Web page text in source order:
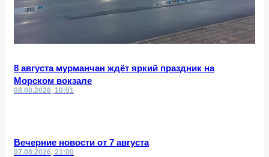
8 августа мурманчан ждёт яркий праздник на
Морском вокзале
08.08.2026, 10:01
Вечерние новости от 7 августа
07.08.2026, 21:00